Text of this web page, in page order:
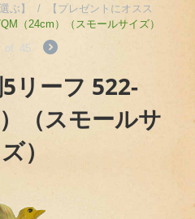
ぶ】 /
【プレゼントにオスス
（24cm）（スモールサイズ）
of 45
リーフ 522-
（スモールサ
）